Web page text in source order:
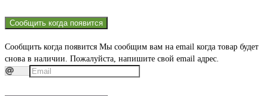
Сообщить когда появится
Сообщить когда появится Мы сообщим вам на email когда товар будет
снова в наличии. Пожалуйста, напишите свой email адрес.